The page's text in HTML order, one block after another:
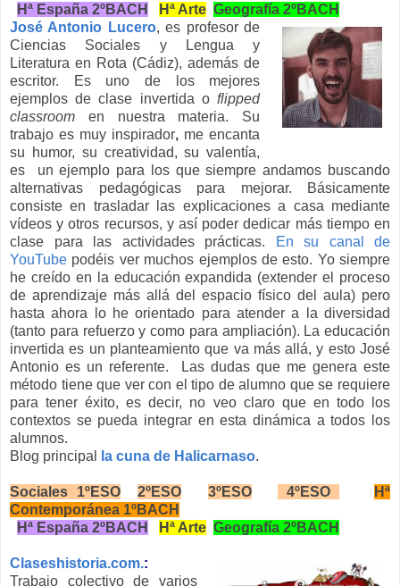
Hª España 2ºBACH
Hª Arte Geografía 2ºBACH
José Antonio Lucero, es profesor de
Ciencias Sociales y Lengua y
Literatura en Rota (Cádiz), además de
escritor. Es uno de los mejores
ejemplos de clase invertida oflipped
classroom en nuestra materia. Su
trabajo es muy inspirador, me encanta
su humor, su creatividad, su valentía,
es un ejemplo para los que siempre andamos buscando
alternativas pedagógicas para mejorar. Básicamente
consiste en trasladar las explicaciones a casa mediante
vídeos y otros recursos, y así poder dedicar más tiempo en
clase para las actividades prácticas.
En su canal de
YouTube podéis ver muchos ejemplos de esto. Yo siempre
he creído en la educación expandida (extender el proceso
de aprendizaje más allá del espacio físico del aula) pero
hasta ahora lo he orientado para atender a la diversidad
(tanto para refuerzo y como para ampliación). La educación
invertida es un planteamiento que va más allá, y esto José
Antonio es un referente. Las dudas que me genera este
método tiene que ver con el tipo de alumno que se requiere
para tener éxito, es decir, no veo claro que en todo los
contextos se pueda integrar en esta dinámica a todos los
alumnos.
Blog principal
la cuna de Halicarnaso.
Sociales 1ºESO 2ºESO 3ºESO 4ºESO
Hª
Contemporánea 1ºBACH
Hª España 2ºBACH
Hª Arte Geografía 2ºBACH
Claseshistoria.com.:
Trabajo colectivo de varios